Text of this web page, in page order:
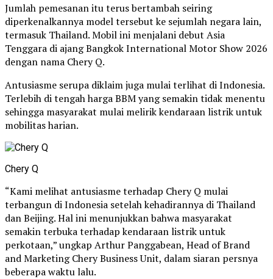
Jumlah pemesanan itu terus bertambah seiring
diperkenalkannya model tersebut ke sejumlah negara lain,
termasuk Thailand. Mobil ini menjalani debut Asia
Tenggara di ajang Bangkok International Motor Show 2026
dengan nama Chery Q.
Antusiasme serupa diklaim juga mulai terlihat di Indonesia.
Terlebih di tengah harga BBM yang semakin tidak menentu
sehingga masyarakat mulai melirik kendaraan listrik untuk
mobilitas harian.
Chery Q
“Kami melihat antusiasme terhadap Chery Q mulai
terbangun di Indonesia setelah kehadirannya di Thailand
dan Beijing. Hal ini menunjukkan bahwa masyarakat
semakin terbuka terhadap kendaraan listrik untuk
perkotaan,” ungkap Arthur Panggabean, Head of Brand
and Marketing Chery Business Unit, dalam siaran persnya
beberapa waktu lalu.